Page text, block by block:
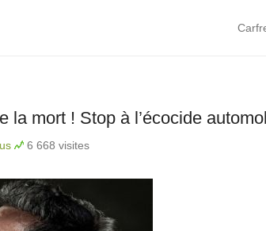
Skip
la mort ! Stop à l’écocide
6 668 visites